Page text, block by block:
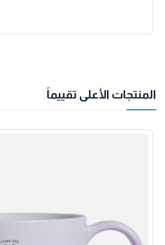
المنتجات الأعلى تقييماً